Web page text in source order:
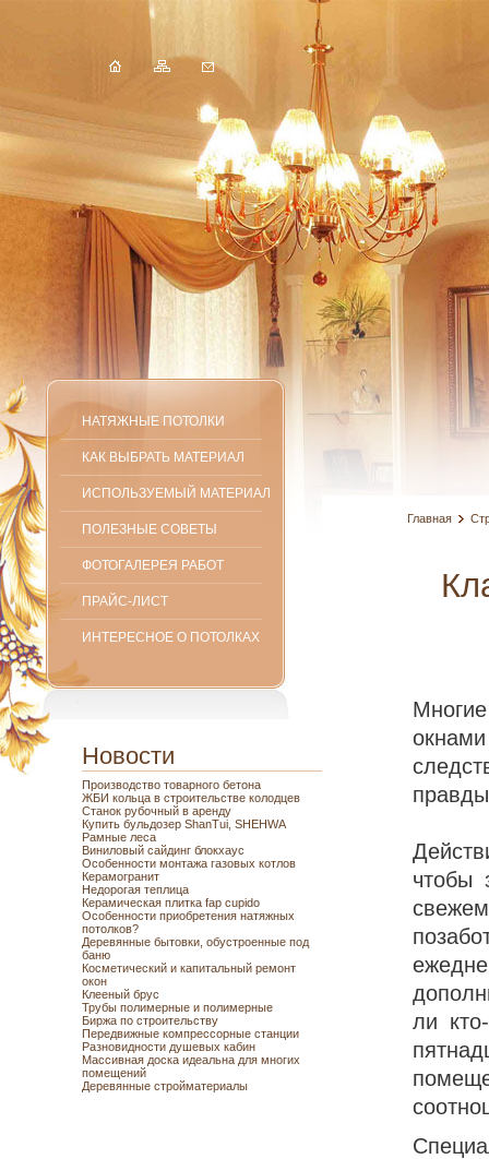
НАТЯЖНЫЕ ПОТОЛКИ
КАК ВЫБРАТЬ МАТЕРИАЛ
ИСПОЛЬЗУЕМЫЙ МАТЕРИАЛ
ПОЛЕЗНЫЕ СОВЕТЫ
ФОТОГАЛЕРЕЯ РАБОТ
ПРАЙС-ЛИСТ
ИНТЕРЕСНОЕ О ПОТОЛКАХ
Новости
Производство товарного бетона
ЖБИ кольца в строительстве колодцев
Станок рубочный в аренду
Купить бульдозер ShanTui, SHEHWA
Рамные леса
Виниловый сайдинг блокхаус
Особенности монтажа газовых котлов
Керамогранит
Недорогая теплица
Керамическая плитка fap cupido
Особенности приобретения натяжных
потолков?
Деревянные бытовки, обустроенные под
баню
Косметический и капитальный ремонт
окон
Клееный брус
Трубы полимерные и полимерные
Биржа по строительству
Передвижные компрессорные станции
Разновидности душевых кабин
Массивная доска идеальна для многих
помещений
Деревянные стройматериалы
Главная
чтобы
ли